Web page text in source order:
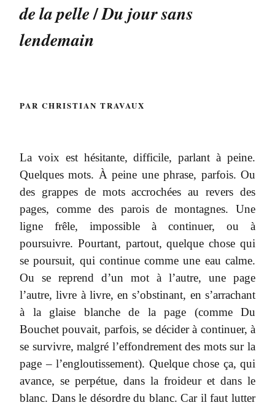
de la pelle/Du jour sans
lendemain
PAR CHRISTIAN TRAVAUX
La voix est hésitante, difficile, parlant à peine.
Quelques mots. À peine une phrase, parfois. Ou
des grappes de mots accrochées au revers des
pages, comme des parois de montagnes. Une
ligne frêle, impossible à continuer, ou à
poursuivre. Pourtant, partout, quelque chose qui
se poursuit, qui continue comme une eau calme.
Ou se reprend d’un mot à l’autre, une page
l’autre, livre à livre, en s’obstinant, en s’arrachant
à la glaise blanche de la page (comme Du
Bouchet pouvait, parfois, se décider à continuer, à
se survivre, malgré l’effondrement des mots sur la
page – l’engloutissement). Quelque chose ça, qui
avance, se perpétue, dans la froideur et dans le
blanc. Dans le désordre du blanc. Car il faut lutter